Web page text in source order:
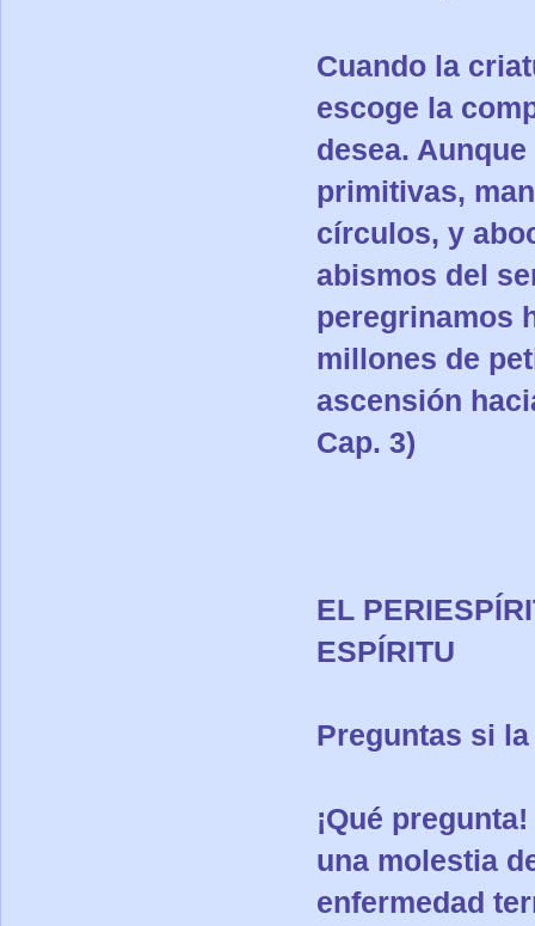
Cuando la
escoge la
desea.
primitivas,
círculos, y
abismos del
peregrinamos
millones de
ascensión
Cap. 3)
EL
ESPÍRITU
Preguntas si
¡Qué
una molestia
enfermedad